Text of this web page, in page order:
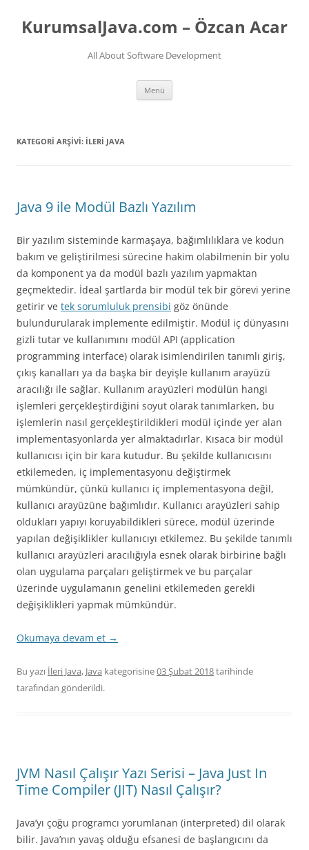
KurumsalJava.com – Özcan Acar
All About Software Development
Menü
KATEGORI ARŞIVI: İLERI JAVA
Java 9 ile Modül Bazlı Yazılım
Bir yazılım sisteminde karmaşaya, bağımlılıklara ve kodun
bakım ve geliştirilmesi sürecine hakim olabilmenin bir yolu
da komponent ya da modül bazlı yazılım yapmaktan
geçmektedir. İdeal şartlarda bir modül tek bir görevi yerine
getirir ve tek sorumluluk prensibi göz önünde
bulundurularak implemente edilmiştir. Modül iç dünyasını
gizli tutar ve kullanımını modül API (application
programming interface) olarak isimlendirilen tanımlı giriş,
çıkış kanalları ya da başka bir deyişle kullanım arayüzü
aracılığı ile sağlar. Kullanım arayüzleri modülün hangi
işlemleri gerçekleştirdiğini soyut olarak tanımlarken, bu
işlemlerin nasıl gerçekleştirildikleri modül içinde yer alan
implementasyonlarda yer almaktadırlar. Kısaca bir modül
kullanıcısı için bir kara kutudur. Bu şekilde kullanıcısını
etkilemeden, iç implementasyonu değiştirmek
mümkündür, çünkü kullanıcı iç implementasyona değil,
kullanıcı arayüzüne bağımlıdır. Kullanıcı arayüzleri sahip
oldukları yapıyı koruyabildikleri sürece, modül üzerinde
yapılan değişiklikler kullanıcıyı etkilemez. Bu şekilde tanımlı
kullanıcı arayüzleri aracılığıyla esnek olarak birbirine bağlı
olan uygulama parçaları geliştirmek ve bu parçalar
üzerinde uygulamanın genelini etkilemeden gerekli
değişiklikleri yapmak mümkündür.
Okumaya devam et →
Bu yazı İleri Java, Java kategorisine03 Şubat 2018tarihinde
tarafından gönderildi.
JVM Nasıl Çalışır Yazı Serisi – Java Just In
Time Compiler (JIT) Nasıl Çalışır?
Java’yı çoğu programcı yorumlanan (interpreted) dil olarak
bilir. Java’nın yavaş olduğu efsanesi de başlangıcını da